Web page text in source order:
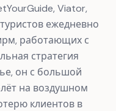
Viator,
ежедневно
работающих с
стратегия
он с большой
на воздушном
клиентов в